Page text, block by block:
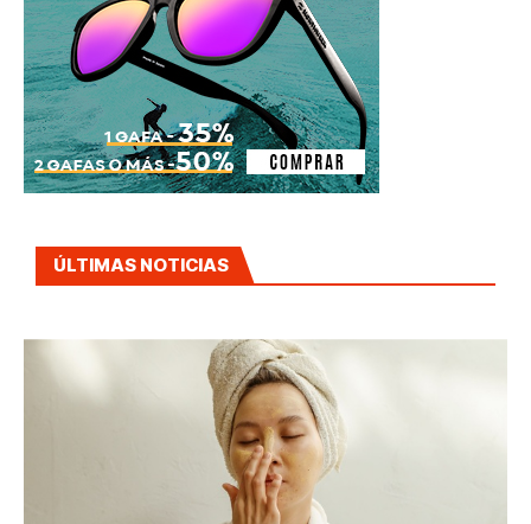
ÚLTIMAS NOTICIAS